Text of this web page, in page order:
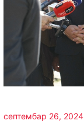
септембар 26, 2024